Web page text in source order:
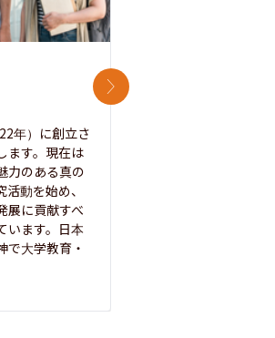
年）に創立さ
ます。現在は
力のある真の
動を始め、
展に貢献すべ
います。日本
で大学教育・
次のスライド